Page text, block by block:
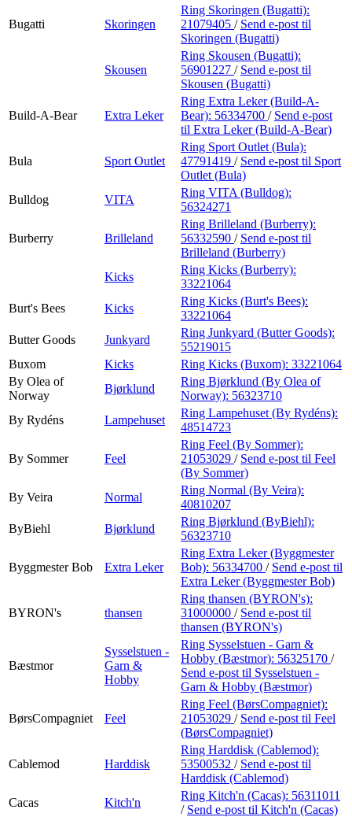
Bugatti Skoringen
Ring Skoringen (Bugatti):
21079405 / Send e-post til
Skoringen (Bugatti)
Skousen
Ring Skousen (Bugatti):
56901227 / Send e-post til
Skousen (Bugatti)
Build-A-Bear Extra Leker
Ring Extra Leker (Build-A-
Bear): 56334700 / Send e-post
til Extra Leker (Build-A-Bear)
Bula Sport Outlet
Ring Sport Outlet (Bula):
47791419 / Send e-post til Sport
Outlet (Bula)
Bulldog
VITA
Ring VITA (Bulldog):
56324271
Burberry Brilleland
Ring Brilleland (Burberry):
56332590 / Send e-post til
Brilleland (Burberry)
Kicks
Ring Kicks (Burberry):
33221064
Burt's Bees
Kicks
Ring Kicks (Burt's Bees):
33221064
Butter Goods
Junkyard
Ring Junkyard (Butter Goods):
55219015
Buxom
Kicks Ring Kicks (Buxom): 33221064
By Olea of
Norway
Bjørklund
Ring Bjørklund (By Olea of
Norway): 56323710
By Rydéns
Lampehuset
Ring Lampehuset (By Rydéns):
48514723
By Sommer Feel
Ring Feel (By Sommer):
21053029 / Send e-post til Feel
(By Sommer)
By Veira
Normal
Ring Normal (By Veira):
40810207
ByBiehl
Bjørklund
Ring Bjørklund (ByBiehl):
56323710
Byggmester Bob Extra Leker
Ring Extra Leker (Byggmester
Bob): 56334700 / Send e-post til
Extra Leker (Byggmester Bob)
BYRON's thansen
Ring thansen (BYRON's):
31000000 / Send e-post til
thansen (BYRON's)
Bæstmor
Sysselstuen -
Garn &
Hobby
Ring Sysselstuen - Garn &
Hobby (Bæstmor): 56325170 /
Send e-post til Sysselstuen -
Garn & Hobby (Bæstmor)
BørsCompagniet Feel
Ring Feel (BørsCompagniet):
21053029 / Send e-post til Feel
(BørsCompagniet)
Cablemod Harddisk
Ring Harddisk (Cablemod):
53500532 / Send e-post til
Harddisk (Cablemod)
Cacas
Kitch'n
Ring Kitch'n (Cacas): 56311011
/ Send e-post til Kitch'n (Cacas)